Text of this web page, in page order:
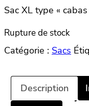
Sac XL type « cabas
Rupture de stock
Catégorie : Sacs
Description